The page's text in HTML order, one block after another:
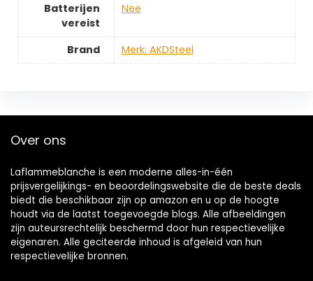
Batterijen
vereist
‎Nee
Brand Merk: AKDSteel
Over ons
Laflammeblanche is een moderne alles-in-één
prijsvergelijkings- en beoordelingswebsite die de beste deals
biedt die beschikbaar zijn op amazon en u op de hoogte
houdt via de laatst toegevoegde blogs. Alle afbeeldingen
zijn auteursrechtelijk beschermd door hun respectievelijke
eigenaren. Alle geciteerde inhoud is afgeleid van hun
respectievelijke bronnen.